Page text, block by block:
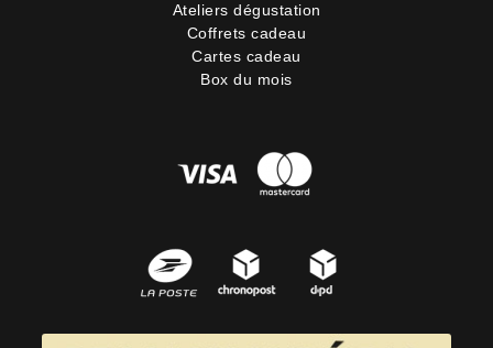
Ateliers dégustation
Coffrets cadeau
Cartes cadeau
Box du mois